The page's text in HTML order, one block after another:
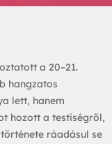
a 20–21.
hangzatos
lett, hanem
hozott a testiségről,
ráadásul se